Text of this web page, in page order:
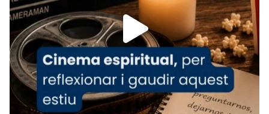
View on Facebook · Share
Arquebisbat de Barcelona
1 week ago
«Avui les santes Juliana i Semproniana ens
ajuden a alçar la mirada»